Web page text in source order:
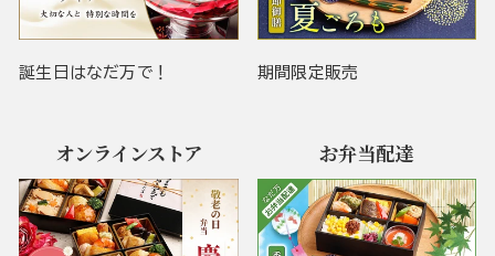
誕生日はなだ万で！ 期間限定販売
オンラインストア お弁当配達